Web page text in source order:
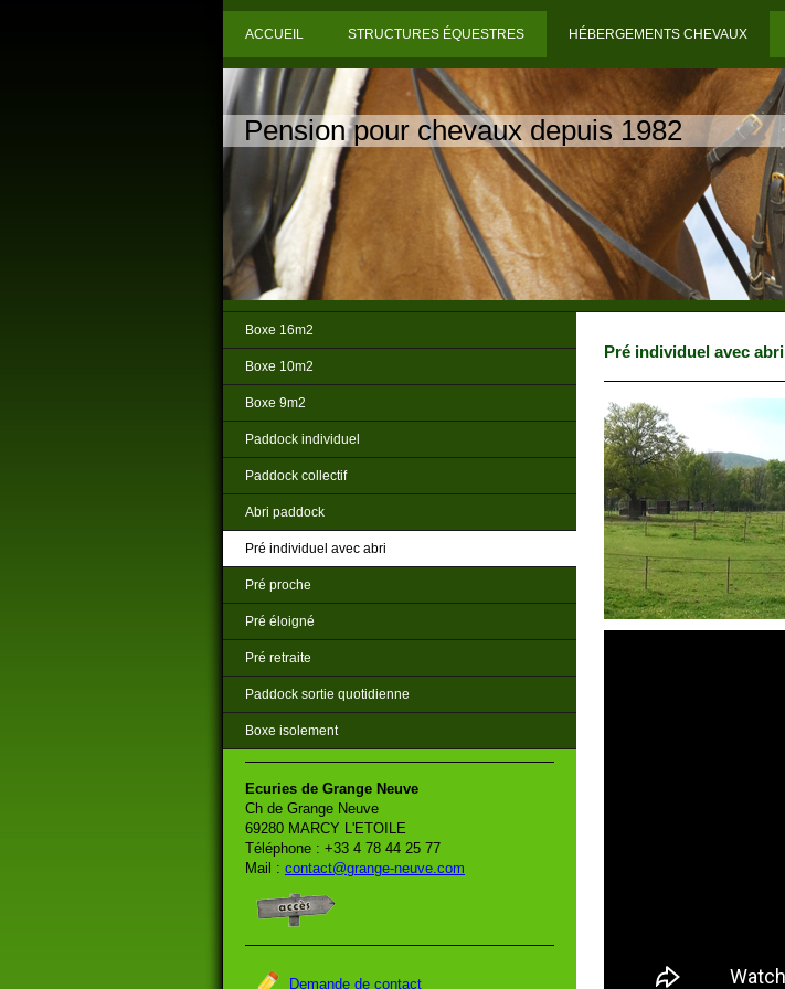
ACCUEIL STRUCTURES ÉQUESTRES HÉBERGEMENTS CHEVAUX
Pension pour chevaux depuis 1982
Boxe 16m2
Boxe 10m2
Boxe 9m2
Paddock individuel
Paddock collectif
Abri paddock
Pré individuel avec abri
Pré proche
Pré éloigné
Pré retraite
Paddock sortie quotidienne
Boxe isolement
Ecuries de Grange Neuve
Ch de Grange Neuve
69280 MARCY L'ETOILE
Téléphone : +33 4 78 44 25 77
Mail : contact@grange-neuve.com
Demande de contact
Pré individuel avec abri